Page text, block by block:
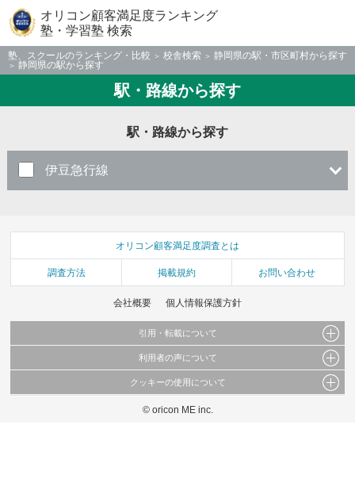
オリコン顧客満足度ランキング
塾・学習塾 検索
塾、スクールのランキング・比較 校舎検索
静岡県の駅・市区町村から探す
静岡県の駅から探す
駅・路線から探す
駅・路線から探す
伊豆急行線
オリコン顧客満足度調査とは
調査方法 掲載規約 お問い合わせ
会社概要 個人情報保護方針
引用・転載について
当サイトで公開されている情報（文字、写真、イラスト、画像データ等）及びこれらの配
これらの情報を権利者の許可なく無断転載・複製などの二次利用を行うことは固く禁じて
利用者の声について
当サイトに掲載している内容はすべてサービスの利用者が提出された見解・感想です。
弊社の見解・ 意見ではないことをご理解いただいた上でご覧ください。
クッキーの使用について
このサイトでは Cookie を使用して、ユーザーに合わせたコンテンツや広告の表示、ソー
© oricon ME inc.